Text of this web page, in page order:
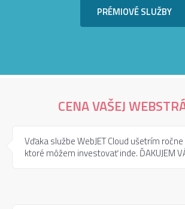
PRÉMIOVÉ SLUŽBY
CENA VAŠEJ
Vďaka službe WebJET Cloud ušetrím
ktoré môžem investovať inde. ĎAKUJEM